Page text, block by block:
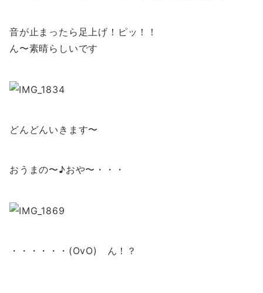
音が止まったら足上げ！ピッ！！
ん〜素晴らしいです
どんどんいきます〜
おうまの〜♪おや〜・・・
・・・・・・(OvO) ん！？